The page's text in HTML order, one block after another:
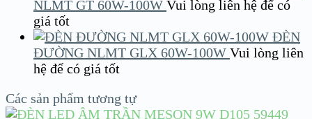
NLMT GT 60W-100W Vui lòng liên hệ để có
giá tốt
ĐÈN
ĐƯỜNG NLMT GLX 60W-100W Vui lòng liên
hệ để có giá tốt
Các sản phẩm tương tự